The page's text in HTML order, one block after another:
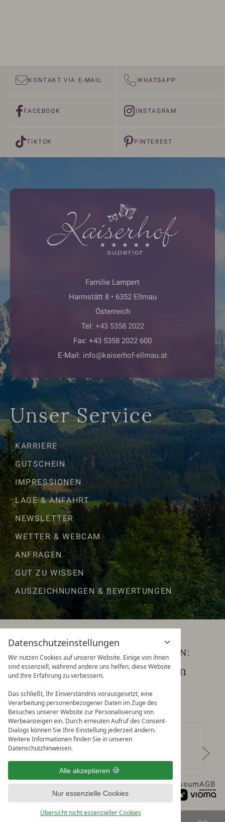
Datenschutzeinstellungen
Wir nutzen Cookies auf unserer Website. Einige von ihnen
sind essenziell, während andere uns helfen, diese Website
und Ihre Erfahrung zu verbessern.
Das schließt, Ihr Einverständnis vorausgesetzt, eine
Verarbeitung personenbezogener Daten im Zuge des
Besuches unserer Website zur Personalisierung von
Werbeanzeigen ein. Durch erneuten Aufruf des Consent-
Dialogs können Sie Ihre Einstellung jederzeit ändern.
Weitere Informationen finden Sie in unseren
Datenschutzhinweisen.
Alle akzeptieren
Nur essenzielle Cookies
Übersicht nicht essenzieller Cookies
KONTAKT VIA E-MAIL WHATSAPP
FACEBOOK INSTAGRAM
TIKTOK PINTEREST
Familie Lampert
Harmstätt 8 • 6352 Ellmau
Österreich
Tel: +43 5358 2022
Fax: +43 5358 2022 600
E-Mail: info@kaiserhof-ellmau.at
Unser Service
KARRIERE
GUTSCHEIN
IMPRESSIONEN
LAGE & ANFAHRT
NEWSLETTER
WETTER & WEBCAM
ANFRAGEN
GUT ZU WISSEN
AUSZEICHNUNGEN & BEWERTUNGEN
KEINE ANGEBOTE MEHR VERPASSEN:
Zum Newsletter anmelden
DatenschutzDatenschutzeinstellungenImpressumAGB